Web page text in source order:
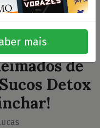
de
Detox
mais